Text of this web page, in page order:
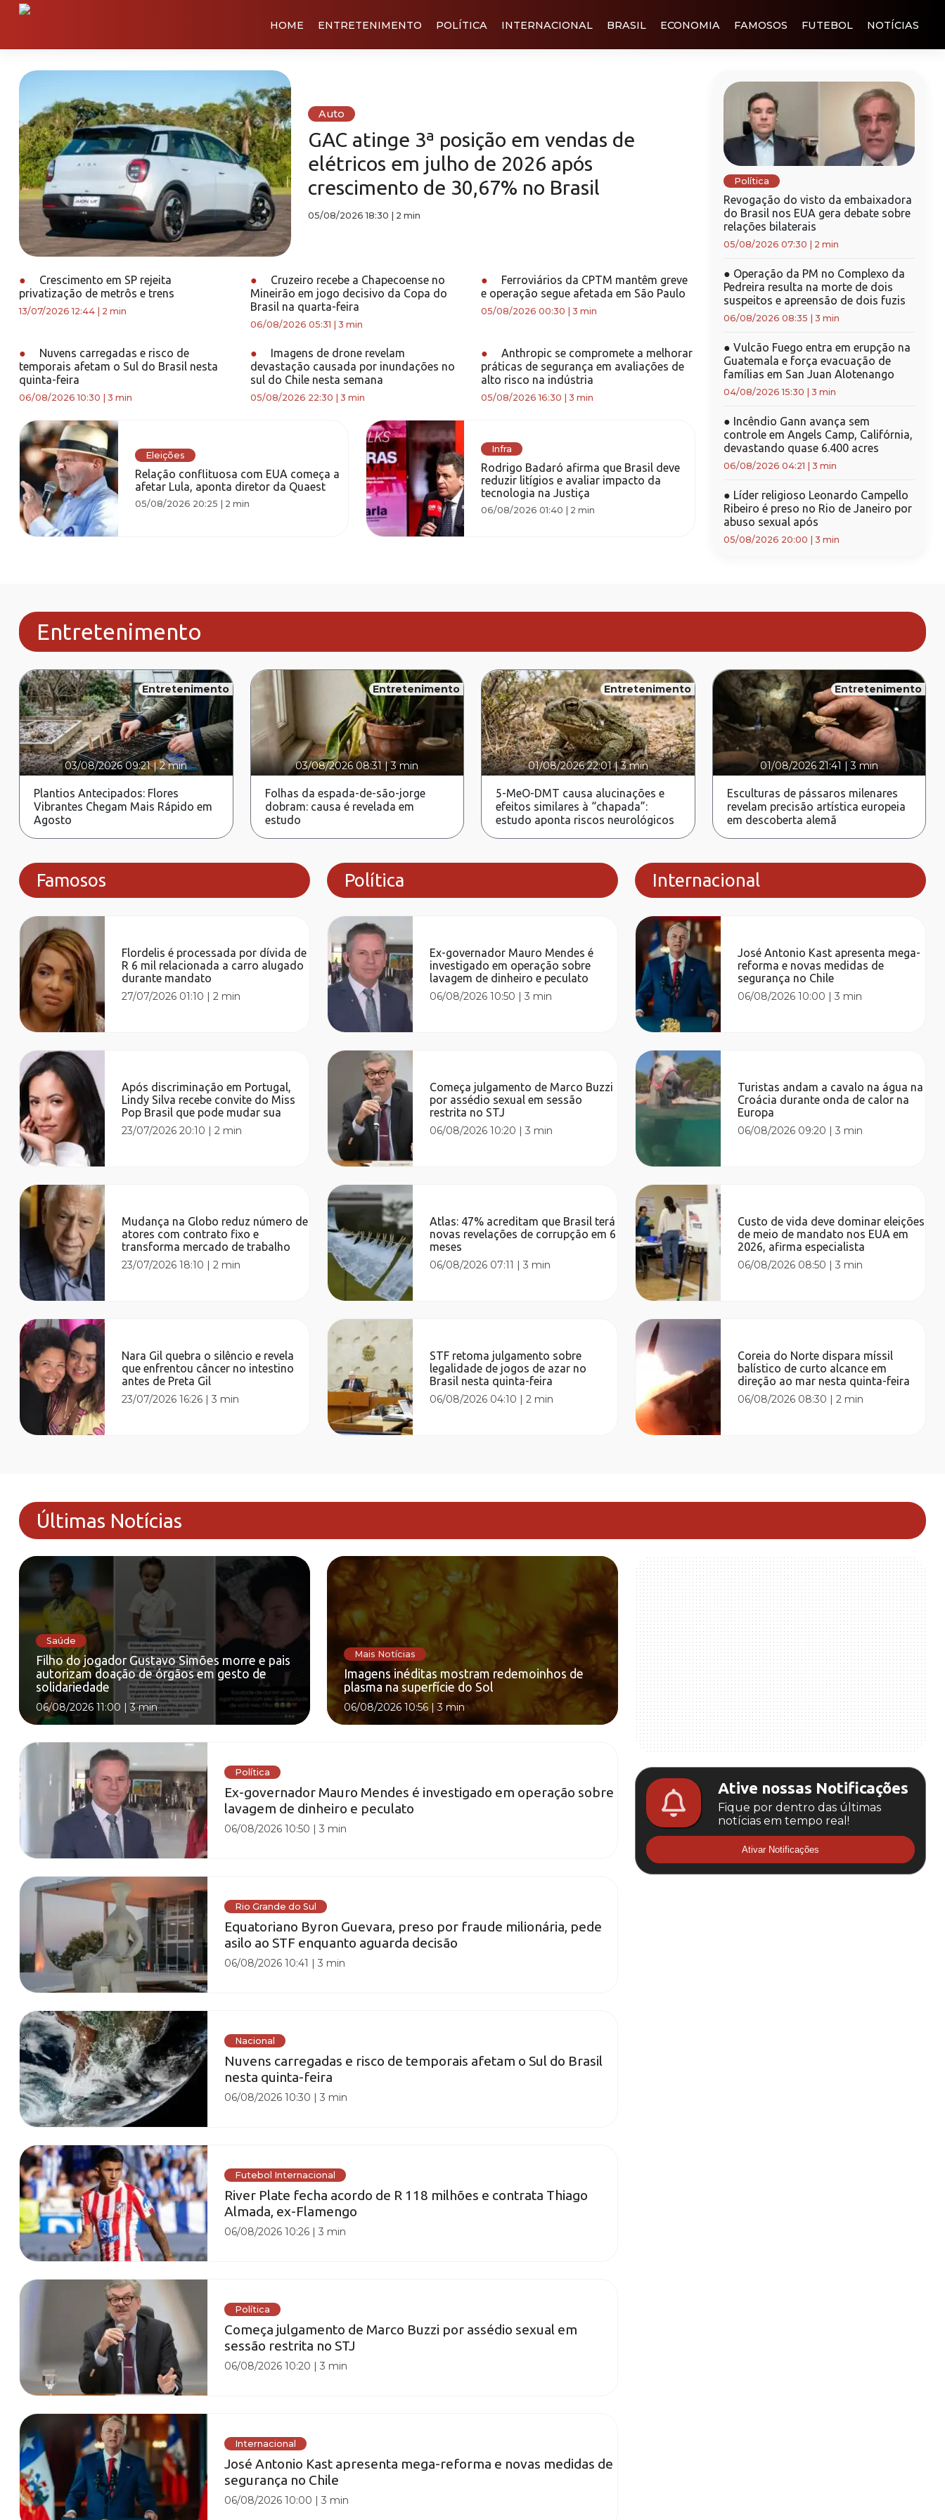
HOME ENTRETENIMENTO POLÍTICA INTERNACIONAL BRASIL ECONOMIA FAMOSOS FUTEBOL NOTÍCIAS
Auto
GAC atinge 3ª posição em vendas de
elétricos em julho de 2026 após
crescimento de 30,67% no Brasil
05/08/2026 18:30 2 min
●
Crescimento em SP rejeita
privatização de metrôs e trens
13/07/2026 12:44 2 min
●
Cruzeiro recebe a Chapecoense no
Mineirão em jogo decisivo da Copa do
Brasil na quarta-feira
06/08/2026 05:31 3 min
●
Ferroviários da CPTM mantêm greve
e operação segue afetada em São Paulo
05/08/2026 00:30 3 min
●
Nuvens carregadas e risco de
temporais afetam o Sul do Brasil nesta
quinta-feira
06/08/2026 10:30 3 min
●
Imagens de drone revelam
devastação causada por inundações no
sul do Chile nesta semana
05/08/2026 22:30 3 min
●
Anthropic se compromete a melhorar
práticas de segurança em avaliações de
alto risco na indústria
05/08/2026 16:30 3 min
Eleições
Relação conflituosa com EUA começa a
afetar Lula, aponta diretor da Quaest
05/08/2026 20:25 | 2 min
Infra
Rodrigo Badaró afirma que Brasil deve
reduzir litígios e avaliar impacto da
tecnologia na Justiça
06/08/2026 01:40 | 2 min
Política
Revogação do visto da embaixadora
do Brasil nos EUA gera debate sobre
relações bilaterais
05/08/2026 07:30 2 min
● Operação da PM no Complexo da
Pedreira resulta na morte de dois
suspeitos e apreensão de dois fuzis
06/08/2026 08:35 3 min
● Vulcão Fuego entra em erupção na
Guatemala e força evacuação de
famílias em San Juan Alotenango
04/08/2026 15:30 3 min
● Incêndio Gann avança sem
controle em Angels Camp, Califórnia,
devastando quase 6.400 acres
06/08/2026 04:21 3 min
● Líder religioso Leonardo Campello
Ribeiro é preso no Rio de Janeiro por
abuso sexual após
05/08/2026 20:00 3 min
Entretenimento
Entretenimento
03/08/2026 09:21|2 min
Plantios Antecipados: Flores
Vibrantes Chegam Mais Rápido em
Agosto
Entretenimento
03/08/2026 08:31|3 min
Folhas da espada-de-são-jorge
dobram: causa é revelada em
estudo
Entretenimento
01/08/2026 22:01|3 min
5-MeO-DMT causa alucinações e
efeitos similares à “chapada”:
estudo aponta riscos neurológicos
Entretenimento
01/08/2026 21:41 |3 min
Esculturas de pássaros milenares
revelam precisão artística europeia
em descoberta alemã
Famosos
Flordelis é processada por dívida de
R 6 mil relacionada a carro alugado
durante mandato
27/07/2026 01:10 |2 min
Após discriminação em Portugal,
Lindy Silva recebe convite do Miss
Pop Brasil que pode mudar sua
23/07/2026 20:10 |2 min
Mudança na Globo reduz número de
atores com contrato fixo e
transforma mercado de trabalho
23/07/2026 18:10 |2 min
Nara Gil quebra o silêncio e revela
que enfrentou câncer no intestino
antes de Preta Gil
23/07/2026 16:26 |3 min
Política
Ex-governador Mauro Mendes é
investigado em operação sobre
lavagem de dinheiro e peculato
06/08/2026 10:50 |3 min
Começa julgamento de Marco Buzzi
por assédio sexual em sessão
restrita no STJ
06/08/2026 10:20 |3 min
Atlas: 47% acreditam que Brasil terá
novas revelações de corrupção em 6
meses
06/08/2026 07:11 |3 min
STF retoma julgamento sobre
legalidade de jogos de azar no
Brasil nesta quinta-feira
06/08/2026 04:10 |2 min
Internacional
José Antonio Kast apresenta mega-
reforma e novas medidas de
segurança no Chile
06/08/2026 10:00 |3 min
Turistas andam a cavalo na água na
Croácia durante onda de calor na
Europa
06/08/2026 09:20 |3 min
Custo de vida deve dominar eleições
de meio de mandato nos EUA em
2026, afirma especialista
06/08/2026 08:50 |3 min
Coreia do Norte dispara míssil
balístico de curto alcance em
direção ao mar nesta quinta-feira
06/08/2026 08:30 |2 min
Últimas Notícias
Saúde
Filho do jogador Gustavo Simões morre e pais
autorizam doação de órgãos em gesto de
solidariedade
06/08/2026 11:00 | 3 min
Mais Notícias
Imagens inéditas mostram redemoinhos de
plasma na superfície do Sol
06/08/2026 10:56 |3 min
Política
Ex-governador Mauro Mendes é investigado em operação sobre
lavagem de dinheiro e peculato
06/08/2026 10:50 |3 min
Rio Grande do Sul
Equatoriano Byron Guevara, preso por fraude milionária, pede
asilo ao STF enquanto aguarda decisão
06/08/2026 10:41 |3 min
Nacional
Nuvens carregadas e risco de temporais afetam o Sul do Brasil
nesta quinta-feira
06/08/2026 10:30 |3 min
Futebol Internacional
River Plate fecha acordo de R 118 milhões e contrata Thiago
Almada, ex-Flamengo
06/08/2026 10:26 |3 min
Política
Começa julgamento de Marco Buzzi por assédio sexual em
sessão restrita no STJ
06/08/2026 10:20 |3 min
Internacional
José Antonio Kast apresenta mega-reforma e novas medidas de
segurança no Chile
06/08/2026 10:00 |3 min
Ative nossas Notificações
Fique por dentro das últimas
notícias em tempo real!
Ativar Notificações